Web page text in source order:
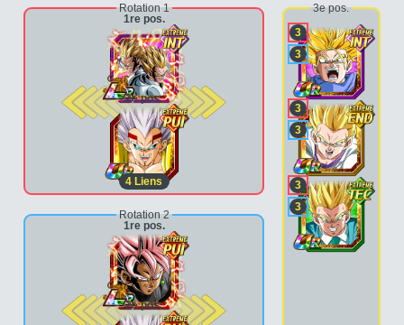
Rotation 1
1re pos.
2e pos.
4 Liens
Rotation 2
1re pos.
2e pos.
3e pos.
3
3
3
3
3
3